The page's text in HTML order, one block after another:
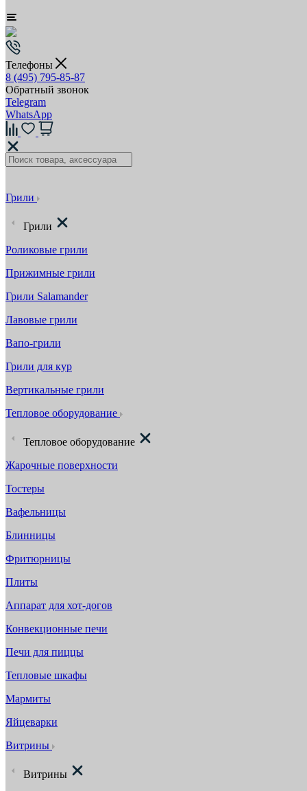
Телефоны
8 (495) 795-85-87
Обратный звонок
Telegram
WhatsApp
Грили
Грили
Роликовые грили
Прижимные грили
Грили Salamander
Лавовые грили
Вапо-грили
Грили для кур
Вертикальные грили
Тепловое оборудование
Тепловое оборудование
Жарочные поверхности
Тостеры
Вафельницы
Блинницы
Фритюрницы
Плиты
Аппарат для хот-догов
Конвекционные печи
Печи для пиццы
Тепловые шкафы
Мармиты
Яйцеварки
Витрины
Витрины